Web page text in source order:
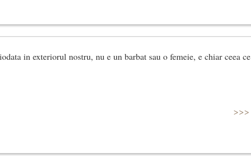
in exteriorul nostru, nu e un barbat sau o femeie, e chiar ceea ce
>>>